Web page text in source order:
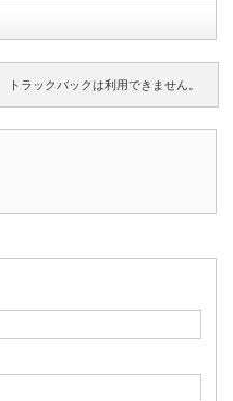
トラックバックは利用できません。